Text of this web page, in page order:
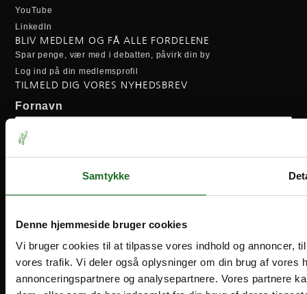
Samtykke
Denne hjemmeside bruger cookies
Vi bruger cookies til at tilpasse vores indhold og annoncer,
vores trafik. Vi deler også oplysninger om din brug af vores
annonceringspartnere og analysepartnere. Vores partnere
YouTube
LinkedIn
BLIV MEDLEM OG FÅ ALLE FORDELENE
Spar penge, vær med i debatten, påvirk din by
Log ind på din medlemsprofil
TILMELD DIG VORES NYHEDSBREV
Fornavn
Efternavn